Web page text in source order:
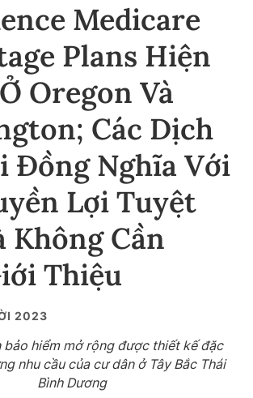
Medicare
Plans Hiện
Oregon Và
Các Dịch
Đồng Nghĩa Với
Lợi Tuyệt
Không Cần
Thiệu
2023
bảo hiểm mở rộng được thiết kế đặc
nhu cầu của cư dân ở Tây Bắc Thái
Bình Dương